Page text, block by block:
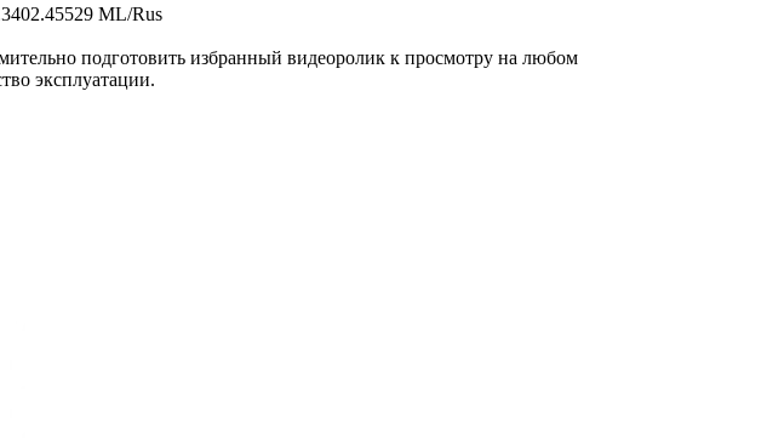
подготовить избранный видеоролик к просмотру на любом
эксплуатации.